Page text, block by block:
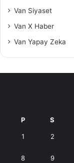
Van Siyaset
Van X Haber
Van Yapay Zeka
P S
1 2
8 9